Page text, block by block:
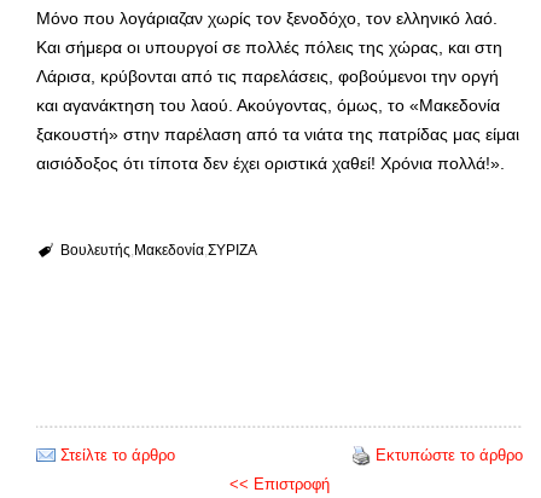
Μόνο που λογάριαζαν χωρίς τον ξενοδόχο, τον ελληνικό λαό.
Και σήμερα οι υπουργοί σε πολλές πόλεις της χώρας, και στη
Λάρισα, κρύβονται από τις παρελάσεις, φοβούμενοι την οργή
και αγανάκτηση του λαού. Ακούγοντας, όμως, το «Μακεδονία
ξακουστή» στην παρέλαση από τα νιάτα της πατρίδας μας είμαι
αισιόδοξος ότι τίποτα δεν έχει οριστικά χαθεί! Χρόνια πολλά!».
Βουλευτής Μακεδονία ΣΥΡΙΖΑ
Στείλτε το άρθρο
Εκτυπώστε το άρθρο
<< Επιστροφή